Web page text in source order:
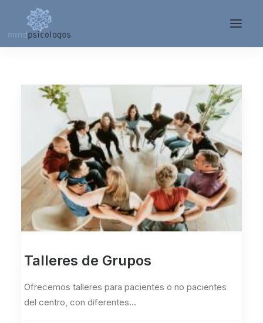
Talleres de Grupos
Ofrecemos talleres para pacientes o no pacientes
del centro, con diferentes…